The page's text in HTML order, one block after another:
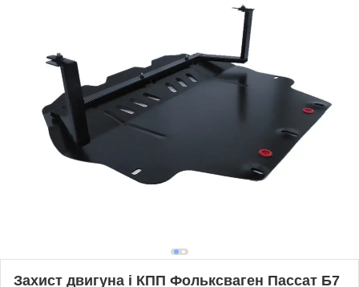
Захист двигуна і КПП Фольксваген Пассат Б7